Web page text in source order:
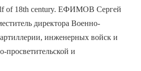
of 18th century. ЕФИМОВ Сергей
директора Военно-
артиллерии, инженерных войск и
просветительской и